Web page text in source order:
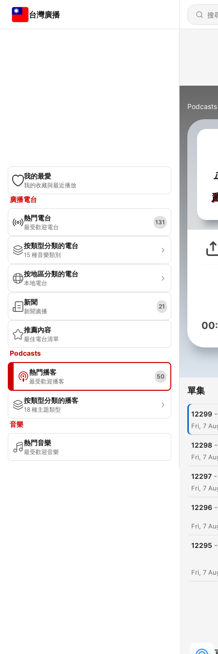
台灣廣播
我的最愛
我的收藏與最近播放
廣播電台
熱門電台
最受歡迎電台
131
按類型分類的電台
15 種音樂類別
按地區分類的電台
本地電台
新聞
新聞廣播
21
推薦內容
最佳電台清單
Podcasts
熱門播客
最受歡迎播客
50
按類型分類的播客
18 種主題類型
音樂
熱門音樂
最受歡迎音樂
Podcasts
單集
12299 -
Fri, 7
12298 -
Fri, 7
12297 -
Fri, 7
12296 -
Fri, 7
12295 -
Fri, 7